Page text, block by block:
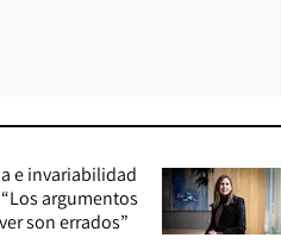
e invariabilidad
argumentos
son errados”